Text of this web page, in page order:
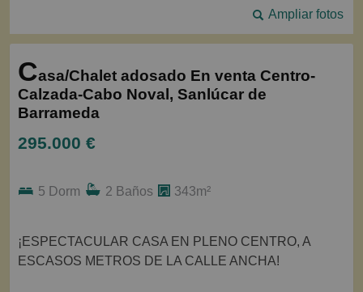
Ampliar fotos
Casa/Chalet adosado En venta Centro-
Calzada-Cabo Noval, Sanlúcar de
Barrameda
295.000 €
5 Dorm 2 Baños 343m²
¡ESPECTACULAR CASA EN PLENO CENTRO, A
ESCASOS METROS DE LA CALLE ANCHA!